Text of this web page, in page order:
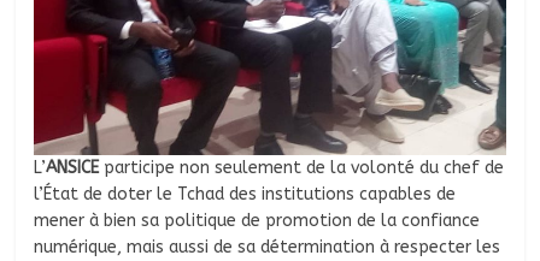
L’ANSICE participe non seulement de la volonté du chef de
l’État de doter le Tchad des institutions capables de
mener à bien sa politique de promotion de la confiance
numérique, mais aussi de sa détermination à respecter les